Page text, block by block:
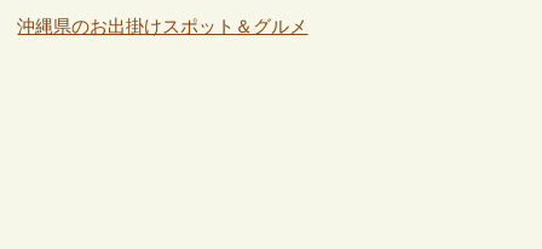
沖縄県のお出掛けスポット＆グルメ